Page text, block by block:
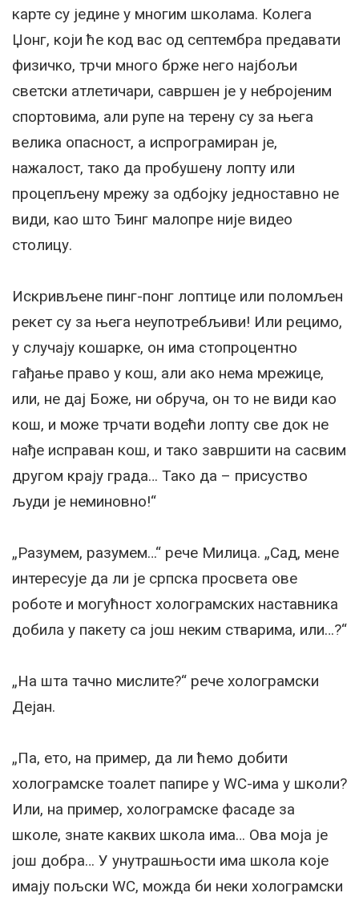
карте су једине у многим школама. Колега
Џонг, који ће код вас од септембра предавати
физичко, трчи много брже него најбољи
светски атлетичари, савршен је у небројеним
спортовима, али рупе на терену су за њега
велика опасност, а испрограмиран је,
нажалост, тако да пробушену лопту или
процепљену мрежу за одбојку једноставно не
види, као што Ђинг малопре није видео
столицу.
Искривљене пинг-понг лоптице или поломљен
рекет су за њега неупотребљиви! Или рецимо,
у случају кошарке, он има стопроцентно
гађање право у кош, али ако нема мрежице,
или, не дај Боже, ни обруча, он то не види као
кош, и може трчати водећи лопту све док не
нађе исправан кош, и тако завршити на сасвим
другом крају града… Тако да – присуство
људи је неминовно!“
„Разумем, разумем…“ рече Милица. „Сад, мене
интересује да ли је српска просвета ове
роботе и могућност холограмских наставника
добила у пакету са још неким стварима, или…?“
„На шта тачно мислите?“ рече холограмски
Дејан.
„Па, ето, на пример, да ли ћемо добити
холограмске тоалет папире у WC-има у школи?
Или, на пример, холограмске фасаде за
школе, знате каквих школа има… Ова моја је
још добра… У унутрашњости има школа које
имају пољски WC, можда би неки холограмски